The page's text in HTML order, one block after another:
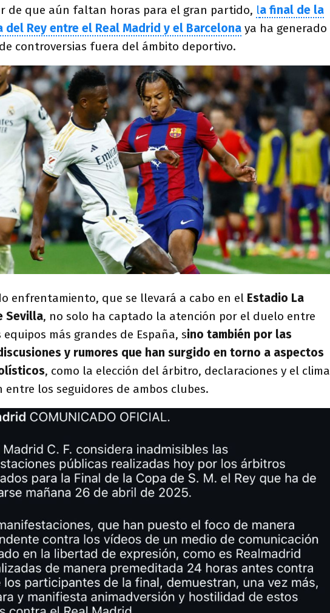
de que aún faltan horas para el gran partido, la final de la
del Rey entre el Real Madrid y el Barcelona ya ha generado
controversias fuera del ámbito deportivo.
enfrentamiento, que se llevará a cabo en el Estadio La
Sevilla, no solo ha captado la atención por el duelo entre
más grandes de España, sino también por las
y rumores que han surgido en torno a aspectos
, como la elección del árbitro, declaraciones y el clima
entre los seguidores de ambos clubes.